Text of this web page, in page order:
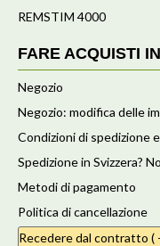
REMSTIM 4000
FARE ACQUISTI
Negozio
Negozio: modifica delle
Condizioni di spedizione
Spedizione in Svizzera?
Metodi di pagamento
Politica di cancellazione
Recedere dal contratto (